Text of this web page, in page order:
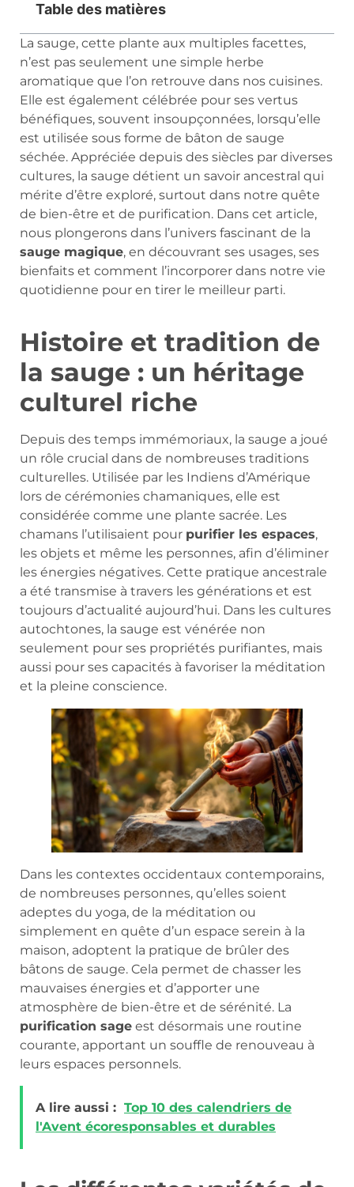
Table des matières
La sauge, cette plante aux multiples facettes,
n’est pas seulement une simple herbe
aromatique que l’on retrouve dans nos cuisines.
Elle est également célébrée pour ses vertus
bénéfiques, souvent insoupçonnées, lorsqu’elle
est utilisée sous forme de bâton de sauge
séchée. Appréciée depuis des siècles par diverses
cultures, la sauge détient un savoir ancestral qui
mérite d’être exploré, surtout dans notre quête
de bien-être et de purification. Dans cet article,
nous plongerons dans l’univers fascinant de la
sauge magique, en découvrant ses usages, ses
bienfaits et comment l’incorporer dans notre vie
quotidienne pour en tirer le meilleur parti.
Histoire et tradition de
la sauge : un héritage
culturel riche
Depuis des temps immémoriaux, la sauge a joué
un rôle crucial dans de nombreuses traditions
culturelles. Utilisée par les Indiens d’Amérique
lors de cérémonies chamaniques, elle est
considérée comme une plante sacrée. Les
chamans l’utilisaient pour purifier les espaces,
les objets et même les personnes, afin d’éliminer
les énergies négatives. Cette pratique ancestrale
a été transmise à travers les générations et est
toujours d’actualité aujourd’hui. Dans les cultures
autochtones, la sauge est vénérée non
seulement pour ses propriétés purifiantes, mais
aussi pour ses capacités à favoriser la méditation
et la pleine conscience.
Dans les contextes occidentaux contemporains,
de nombreuses personnes, qu’elles soient
adeptes du yoga, de la méditation ou
simplement en quête d’un espace serein à la
maison, adoptent la pratique de brûler des
bâtons de sauge. Cela permet de chasser les
mauvaises énergies et d’apporter une
atmosphère de bien-être et de sérénité. La
purification sage est désormais une routine
courante, apportant un souffle de renouveau à
leurs espaces personnels.
A lire aussi : Top 10 des calendriers de
l'Avent écoresponsables et durables